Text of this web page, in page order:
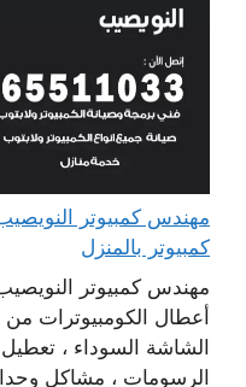
كمبيوتر بالمنزل
مهندس كمبيوتر
أعطال الكومبيوترات
الشاشة السوداء ،
الرسومات ، مشاكل